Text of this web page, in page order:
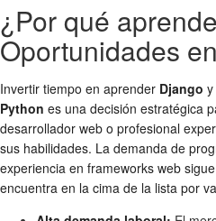
¿Por qué
Oportunidades
Invertir tiempo en aprender Django
Python es una decisión estratégica
desarrollador web o profesional
sus habilidades. La demanda de
experiencia en frameworks web
encuentra en la cima de la lista por